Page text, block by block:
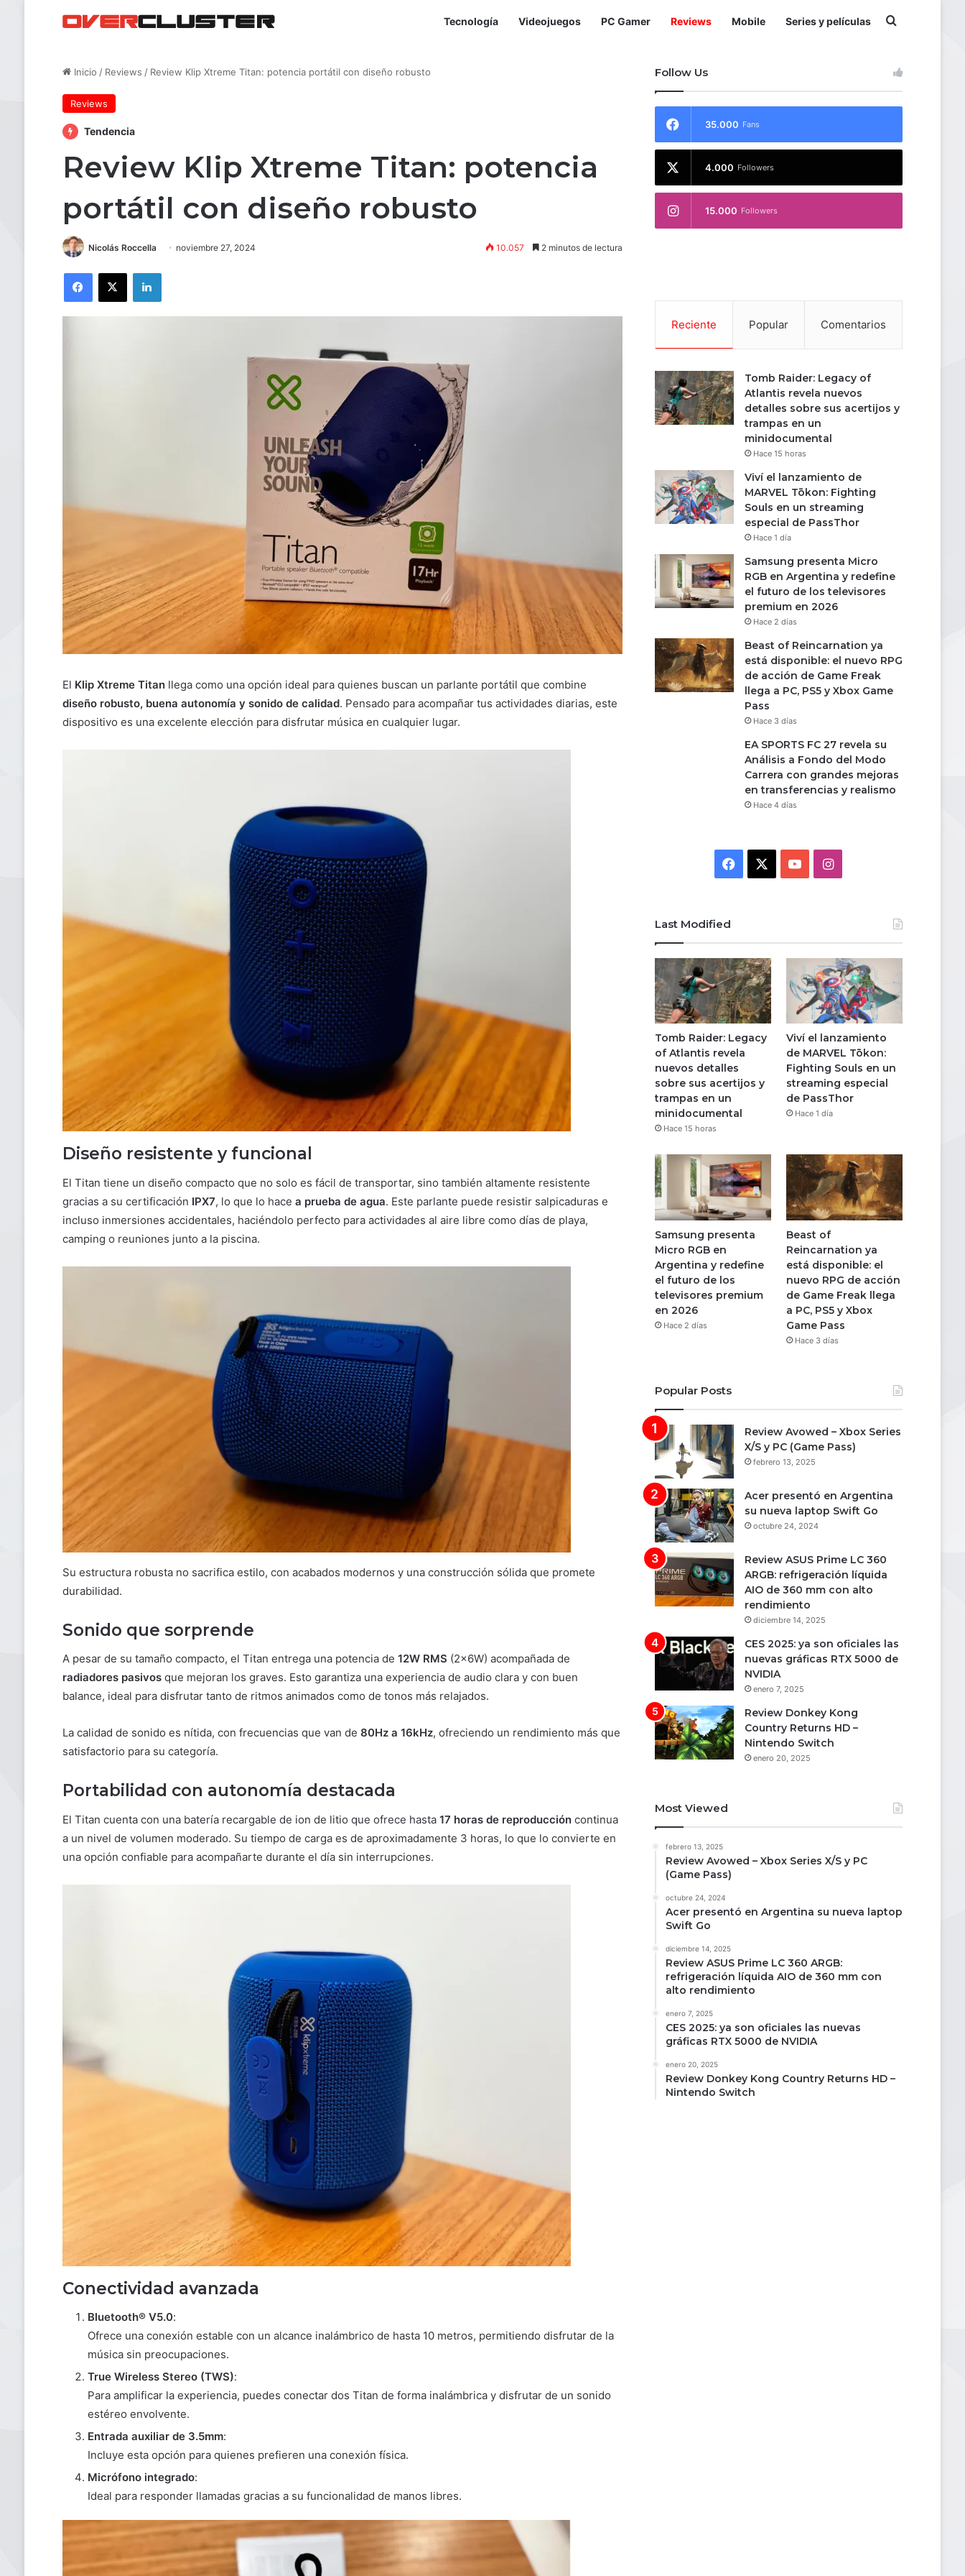
Tecnología Videojuegos PC Gamer Reviews Mobile Series y películas
Inicio / Reviews / Review Klip Xtreme Titan: potencia portátil con diseño robusto
Reviews
Tendencia
Review Klip Xtreme Titan: potencia
portátil con diseño robusto
Nicolás Roccella noviembre 27, 2024 10.057 2 minutos de lectura
Facebook
X LinkedIn
El Klip Xtreme Titanllega como una opción ideal para quienes buscan un parlante portátil que combine
diseño robusto, buena autonomía y sonido de calidad. Pensado para acompañar tus actividades diarias, este
dispositivo es una excelente elección para disfrutar música en cualquier lugar.
Diseño resistente y funcional
El Titan tiene un diseño compacto que no solo es fácil de transportar, sino también altamente resistente
gracias a su certificación IPX7, lo que lo hace a prueba de agua. Este parlante puede resistir salpicaduras e
incluso inmersiones accidentales, haciéndolo perfecto para actividades al aire libre como días de playa,
camping o reuniones junto a la piscina.
Su estructura robusta no sacrifica estilo, con acabados modernos y una construcción sólida que promete
durabilidad.
Sonido que sorprende
A pesar de su tamaño compacto, el Titan entrega una potencia de 12W RMS (2x6W) acompañada de
radiadores pasivosque mejoran los graves. Esto garantiza una experiencia de audio clara y con buen
balance, ideal para disfrutar tanto de ritmos animados como de tonos más relajados.
La calidad de sonido es nítida, con frecuencias que van de 80Hz a 16kHz, ofreciendo un rendimiento más que
satisfactorio para su categoría.
Portabilidad con autonomía destacada
El Titan cuenta con una batería recargable de ion de litio que ofrece hasta 17 horas de reproduccióncontinua
a un nivel de volumen moderado. Su tiempo de carga es de aproximadamente 3 horas, lo que lo convierte en
una opción confiable para acompañarte durante el día sin interrupciones.
Conectividad avanzada
Bluetooth® V5.0:
Ofrece una conexión estable con un alcance inalámbrico de hasta 10 metros, permitiendo disfrutar de la
música sin preocupaciones.
True Wireless Stereo (TWS):
Para amplificar la experiencia, puedes conectar dos Titan de forma inalámbrica y disfrutar de un sonido
estéreo envolvente.
Entrada auxiliar de 3.5mm:
Incluye esta opción para quienes prefieren una conexión física.
Micrófono integrado:
Ideal para responder llamadas gracias a su funcionalidad de manos libres.
Follow Us
35.000 Fans
4.000 Followers
15.000 Followers
Reciente Popular Comentarios
Tomb Raider: Legacy of
Atlantis revela nuevos
detalles sobre sus acertijos y
trampas en un
minidocumental
Hace 15 horas
Viví el lanzamiento de
MARVEL Tōkon: Fighting
Souls en un streaming
especial de PassThor
Hace 1 día
Samsung presenta Micro
RGB en Argentina y redefine
el futuro de los televisores
premium en 2026
Hace 2 días
Beast of Reincarnation ya
está disponible: el nuevo RPG
de acción de Game Freak
llega a PC, PS5 y Xbox Game
Pass
Hace 3 días
EA SPORTS FC 27 revela su
Análisis a Fondo del Modo
Carrera con grandes mejoras
en transferencias y realismo
Hace 4 días
Facebook YouTubeInstagram
Last Modified
Tomb Raider: Legacy
of Atlantis revela
nuevos detalles
sobre sus acertijos y
trampas en un
minidocumental
Hace 15 horas
Viví el lanzamiento
de MARVEL Tōkon:
Fighting Souls en un
streaming especial
de PassThor
Hace 1 día
Samsung presenta
Micro RGB en
Argentina y redefine
el futuro de los
televisores premium
en 2026
Hace 2 días
Beast of
Reincarnation ya
está disponible: el
nuevo RPG de acción
de Game Freak llega
a PC, PS5 y Xbox
Game Pass
Hace 3 días
Popular Posts
Review Avowed – Xbox Series
X/S y PC (Game Pass)
febrero 13, 2025
Acer presentó en Argentina
su nueva laptop Swift Go
octubre 24, 2024
Review ASUS Prime LC 360
ARGB: refrigeración líquida
AIO de 360 mm con alto
rendimiento
diciembre 14, 2025
CES 2025: ya son oficiales las
nuevas gráficas RTX 5000 de
NVIDIA
enero 7, 2025
Review Donkey Kong
Country Returns HD –
Nintendo Switch
enero 20, 2025
Most Viewed
febrero 13, 2025
Review Avowed – Xbox Series X/S y PC
(Game Pass)
octubre 24, 2024
Acer presentó en Argentina su nueva laptop
Swift Go
diciembre 14, 2025
Review ASUS Prime LC 360 ARGB:
refrigeración líquida AIO de 360 mm con
alto rendimiento
enero 7, 2025
CES 2025: ya son oficiales las nuevas
gráficas RTX 5000 de NVIDIA
enero 20, 2025
Review Donkey Kong Country Returns HD –
Nintendo Switch